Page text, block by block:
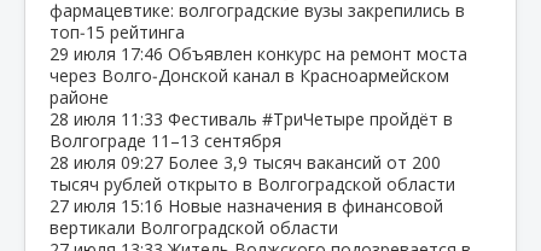
фармацевтике: волгоградские вузы закрепились в
топ‑15 рейтинга
29 июля 17:46 Объявлен конкурс на ремонт моста
через Волго‑Донской канал в Красноармейском
районе
28 июля 11:33 Фестиваль #ТриЧетыре пройдёт в
Волгограде 11–13 сентября
28 июля 09:27 Более 3,9 тысяч вакансий от 200
тысяч рублей открыто в Волгоградской области
27 июля 15:16 Новые назначения в финансовой
вертикали Волгоградской области